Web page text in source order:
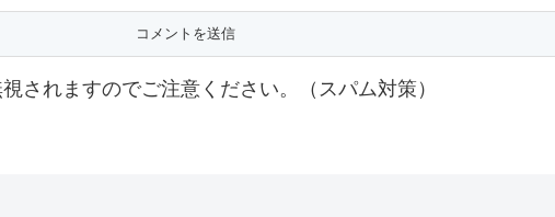
されますのでご注意ください。（スパム対策）